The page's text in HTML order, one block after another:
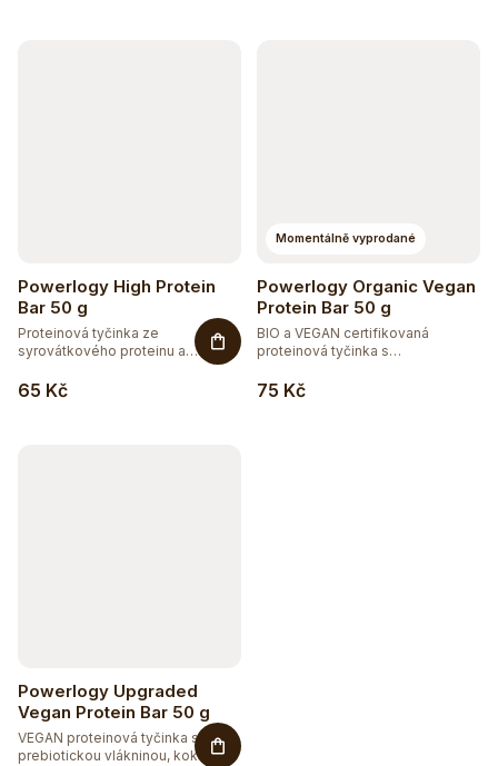
Powerlogy High Protein
Bar 50 g
65 Kč
Proteinová tyčinka ze
syrovátkového proteinu a
Momentálně vyprodané
Powerlogy Organic Vegan
Protein Bar 50 g
75 Kč
BIO a VEGAN certifikovaná
proteinová tyčinka s
Powerlogy Upgraded
Vegan Protein Bar 50 g
VEGAN proteinová tyčinka s
prebiotickou vlákninou, kokosem